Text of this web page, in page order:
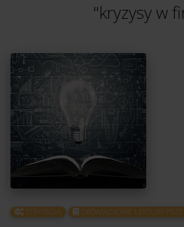
"kryzysy w
STRATEGIA OBOWIĄZKOWE LEKTURY